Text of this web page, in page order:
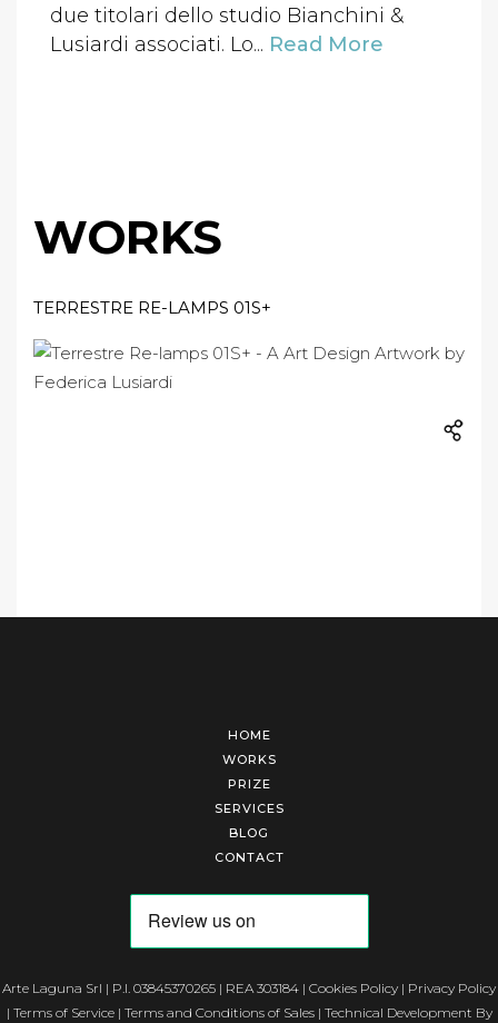
due titolari dello studio Bianchini &
Lusiardi associati. Lo... Read More
WORKS
TERRESTRE RE-LAMPS 01S+
HOME
WORKS
PRIZE
SERVICES
BLOG
CONTACT
Arte Laguna Srl | P.I. 03845370265 | REA 303184 | Cookies Policy | Privacy Policy
| Terms of Service| Terms and Conditions of Sales| Technical Development By